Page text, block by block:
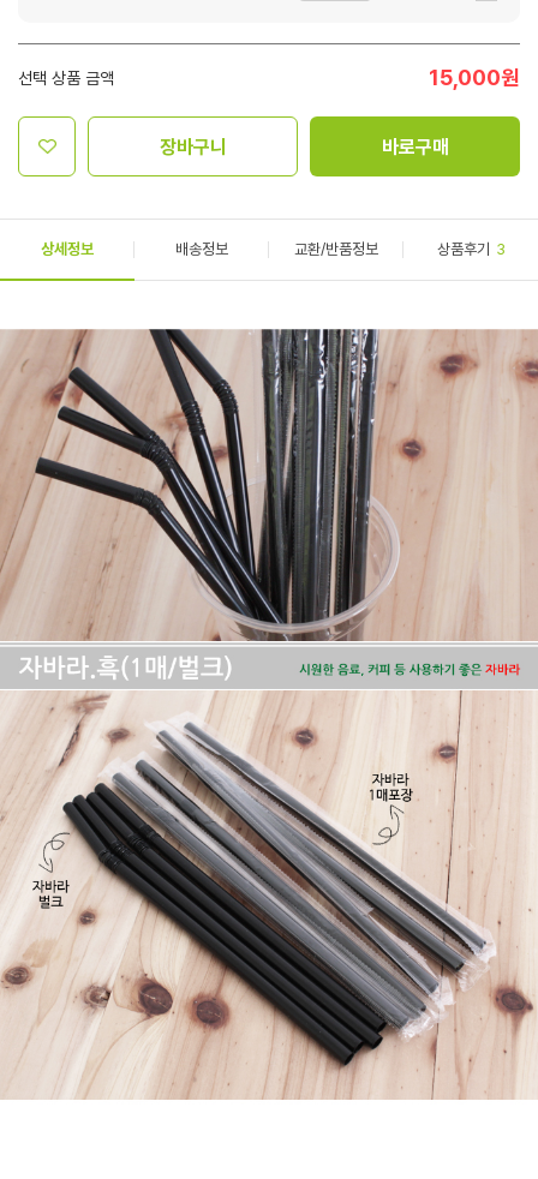
선택 상품 금액 15,000원
장바구니 바로구매
상세정보 배송정보 교환/반품정보 상품후기 3